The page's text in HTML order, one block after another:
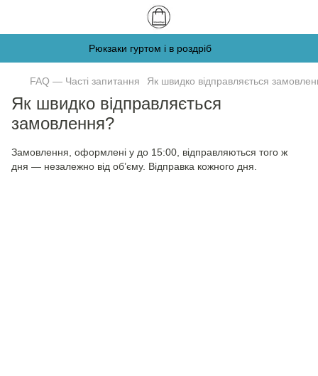
Рюкзаки гуртом і в роздріб
FAQ — Часті запитання Як швидко відправляється
Як швидко відправляється
замовлення?
Замовлення, оформлені у до 15:00, відправляються того ж
дня — незалежно від об’єму. Відправка кожного дня.